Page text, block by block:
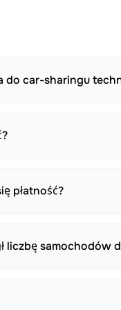
do car-sharingu
płatność?
liczbę samochodów